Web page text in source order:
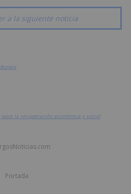
a la siguiente noticia
para la recuperación económica y social
Portada